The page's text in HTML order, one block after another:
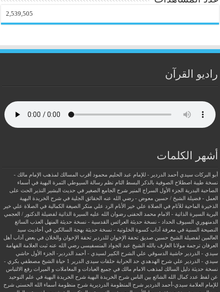
2,539,505
راديو القرآن
أشهر الكلمات
أبو البركات سيدي أحمد الدردير - للإمام عبد الحليم محمود
أقرب المسالك لمذهب الإمام مالك -
نسخة طيبة اصطلاح الصوفية بالذكر البسط التام نظم رسالة السيوطي
الثمرة البهية في أسماء
الصاحبة البدرية
الجزء الأول السراج المنير شرح الجامع الصغير في حديث البشير النذير
الحث على
العمل - فضيلة الشيخ / حسين معوض - رضي الله عنه
الحقائق الجلية في شرح الخريدة البهية
الذخيرة الماحية للآثام في الصلاة علي خير الأنام
الرد علي منكر الصيغة الكمالية في الصلاة علي خير
البرية
السيرة الذاتية - الامام محمد الحفنى رضوان الله عليه
السيرة الذاتية لفضيلة الدكتور / العجمي
الدمنهوري
السيوف الحداد - نسخة حديثة العرائس القدسية - نسخة حديثة
المنهل العذب السائغ
النصيحة السنية في معرفة آداب كسوة الخلوتية - نسخة حديثة بهجة السالكين في أحاديث سيد
العالمين لفضيلة الشيخ حسين صديق
تحفة الإخوان للدردير تحفة الإخوان والخلان في بعض آداب أهل
العرفان ترجمة مولانا العارف بالله الشيخ عبد الجواد المنسفيسى رضي الله عنه ثبت العلامة الفهامة
سيدي - الدردير
حاشية الدسوقي علي الشرح الكبير لسيدي - أحمد الدردير- الجزء الأول حاشي
سيدي - الدردير علي شرح الهدهدي حد الحرابة حلقات سيدى الدرير 1
حياة الشيخ مصطفي بكري -
نسخة حديثة دليل السالك لمذهب الامام مالك في جميع العبادات و المعاملات و الميراث رفع الالتباس
عن لفظ عدد كمال الله الشائع بين الناس شرح الخريدة البهية شرح الخريدة البهية في علم التوحيد
للإمام العلامة سيدي-أحمد الدردير شرح المنظومة الدرديرية شرح منظومة أسماء الله الحسنى شرح